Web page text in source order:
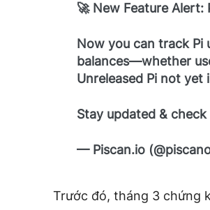
🚀 New Feature Alert:
Now you can track Pi
balances—whether
Unreleased Pi not yet
Stay updated & check
— Piscan.io
Trước đó, tháng 3 chứng